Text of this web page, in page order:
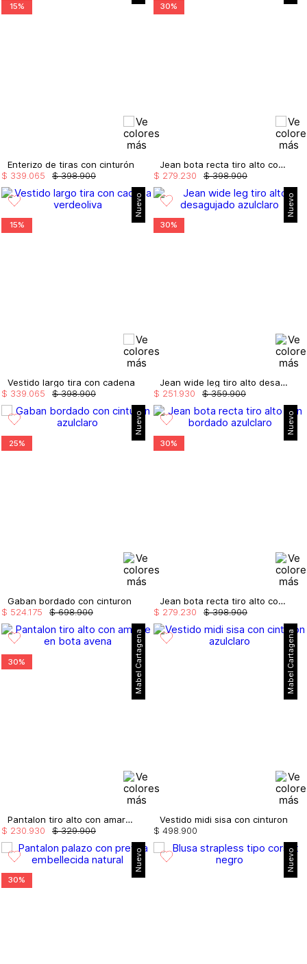
15%
Enterizo de tiras con cinturón
$ 398.900
$ 339 065
30%
Jean bota recta tiro alto con cristales
$ 398.900
$ 279 230
Nuevo
15%
Vestido largo tira con cadena
$ 398.900
$ 339.065
Nuevo
30%
Jean wide leg tiro alto desagujado
$ 359.900
$ 251.930
Nuevo
25%
Gaban bordado con cinturon
$ 698.900
$ 524175
Nuevo
30%
Jean bota recta tiro alto con bordado
$ 398.900
$ 279 230
Mabel Cartagena
30%
Pantalon tiro alto con amarre en bota
$ 329.900
$ 230 930
Mabel Cartagena
Vestido midi sisa con cinturon
$ 498 900
Nuevo
30%
Nuevo